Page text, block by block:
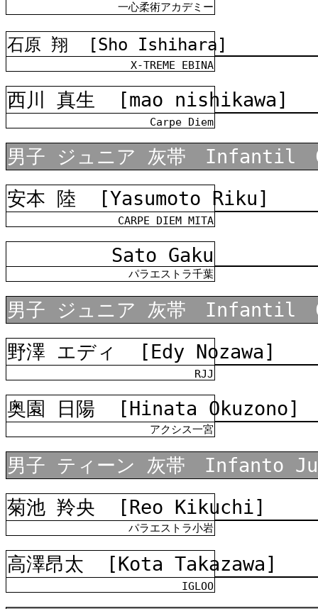
一心柔術アカデミー
石原 翔 [Sho Ishihara]
X-TREME EBINA
西川 真生 [mao nishikawa]
Carpe Diem
男子 ジュニア 灰帯 Infantil
安本 陸
[Yasumoto Riku]
CARPE DIEM MITA
Sato Gaku
パラエストラ千葉
男子 ジュニア 灰帯 Infantil
野澤 エディ
[Edy Nozawa]
RJJ
奥園 日陽 [Hinata Okuzono]
アクシス一宮
男子 ティーン 灰帯 Infanto
菊池 羚央
[Reo Kikuchi]
パラエストラ小岩
高澤昂太 [Kota Takazawa]
IGLOO